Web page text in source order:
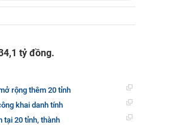
tỷ đồng.
rộng thêm 20 tỉnh
khai danh tính
tại 20 tỉnh, thành